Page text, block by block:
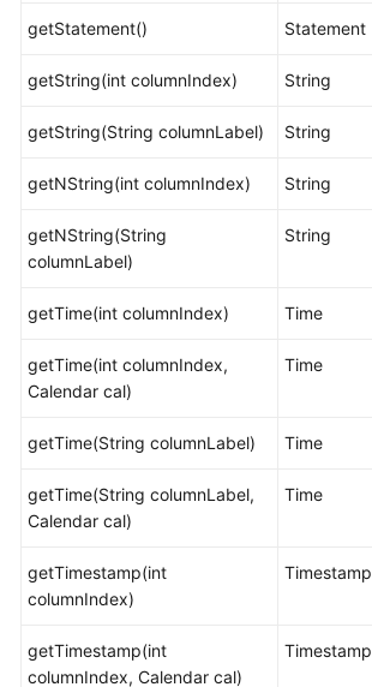
发
程
开
骤
典
用
发
口
getStatement() Statement
getString(int columnIndex) String
getString(String columnLabel) String
getNString(int columnIndex) String
getNString(String
columnLabel)
String
getTime(int columnIndex) Time
getTime(int columnIndex,
Calendar cal)
Time
getTime(String columnLabel) Time
getTime(String columnLabel,
Calendar cal)
Time
getTimestamp(int
columnIndex)
Timestamp
getTimestamp(int
columnIndex, Calendar cal)
Timestamp